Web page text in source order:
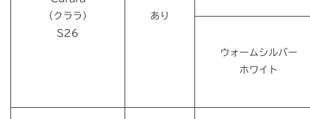
（クララ）
S26
あり
ウォームシルバー
ホワイト